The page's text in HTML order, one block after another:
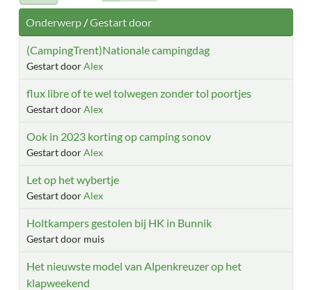
Onderwerp/Gestart door
(CampingTrent)Nationale campingdag
Gestart doorAlex
flux libre of te wel tolwegen zonder tol poortjes
Gestart doorAlex
Ook in 2023 korting op camping sonov
Gestart doorAlex
Let op het wybertje
Gestart doorAlex
Holtkampers gestolen bij HK in Bunnik
Gestart door muis
Het nieuwste model van Alpenkreuzer op het
klapweekend